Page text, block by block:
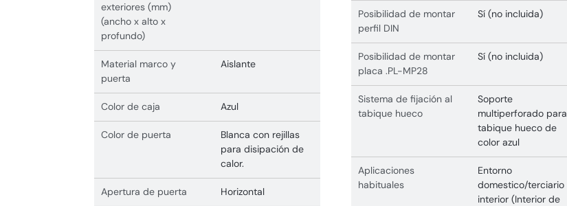
exteriores (mm)
(ancho x alto x
profundo)
Material marco y
puerta
Aislante
Color de caja Azul
Color de puerta
Blanca con rejillas
para disipación de
calor.
Apertura de puerta Horizontal
Posibilidad de montar
perfil DIN
Sí (no incluida)
Posibilidad de montar
placa .PL-MP28
Sí (no incluida)
Sistema de fijación al
tabique hueco
Soporte
multiperforado para
tabique hueco de
color azul
Aplicaciones
habituales
Entorno
domestico/terciario
interior (Interior de